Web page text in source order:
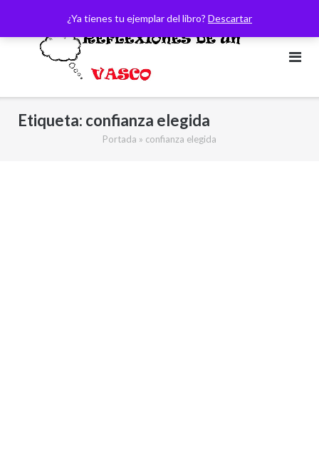
¿Ya tienes tu ejemplar del libro? Descartar
contenido
Etiqueta: confianza elegida
Portada » confianza elegida